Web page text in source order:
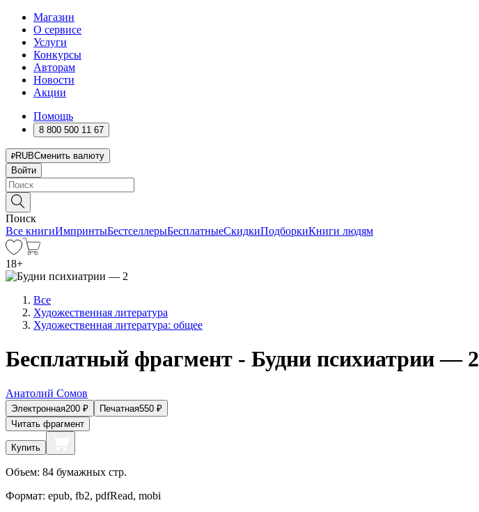
Магазин
О сервисе
Услуги
Конкурсы
Авторам
Новости
Акции
Помощь
8 800 500 11 67
RUBСменить валюту
Войти
Поиск
Все книгиИмпринтыБестселлерыБесплатныеСкидкиПодборкиКниги людям
18+
Все
Художественная литература
Художественная литература: общее
Бесплатный фрагмент - Будни психиатрии — 2
Анатолий Сомов
Электронная200 ₽ Печатная550 ₽
Читать фрагмент
Купить
Объем: 84 бумажных стр.
Формат: epub, fb2, pdfRead, mobi